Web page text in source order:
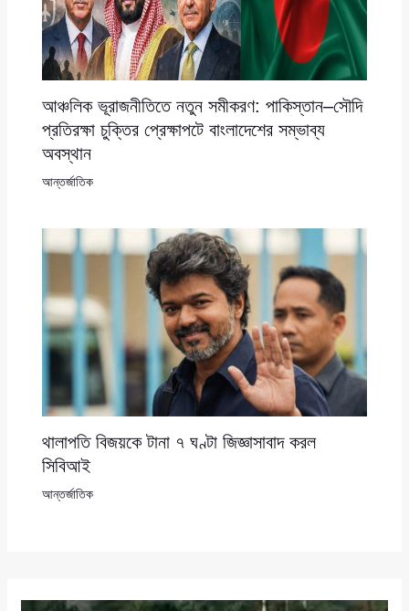
আঞ্চলিক ভূরাজনীতিতে নতুন সমীকরণ: পাকিস্তান–সৌদি
প্রতিরক্ষা চুক্তির প্রেক্ষাপটে বাংলাদেশের সম্ভাব্য
অবস্থান
আন্তর্জাতিক
থালাপতি বিজয়কে টানা ৭ ঘণ্টা জিজ্ঞাসাবাদ করল
সিবিআই
আন্তর্জাতিক